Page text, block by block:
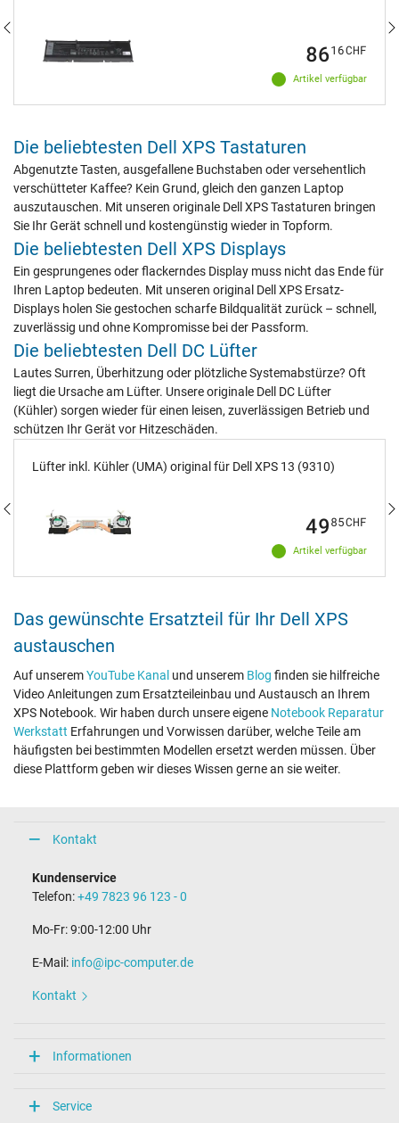
Artikel verfügbar
8616CHF
Die beliebtesten Dell XPS Tastaturen
Abgenutzte Tasten, ausgefallene Buchstaben oder versehentlich
verschütteter Kaffee? Kein Grund, gleich den ganzen Laptop
auszutauschen. Mit unseren originale Dell XPS Tastaturen bringen
Sie Ihr Gerät schnell und kostengünstig wieder in Topform.
Die beliebtesten Dell XPS Displays
Ein gesprungenes oder flackerndes Display muss nicht das Ende für
Ihren Laptop bedeuten. Mit unseren original Dell XPS Ersatz-
Displays holen Sie gestochen scharfe Bildqualität zurück – schnell,
zuverlässig und ohne Kompromisse bei der Passform.
Die beliebtesten Dell DC Lüfter
Lautes Surren, Überhitzung oder plötzliche Systemabstürze? Oft
liegt die Ursache am Lüfter. Unsere originale Dell DC Lüfter
(Kühler) sorgen wieder für einen leisen, zuverlässigen Betrieb und
schützen Ihr Gerät vor Hitzeschäden.
Lüfter inkl. Kühler (UMA) original für Dell XPS 13 (9310)
Artikel verfügbar
4985CHF
Das gewünschte Ersatzteil für Ihr Dell XPS
austauschen
Auf unseremYouTube Kanal und unserem Blog finden sie hilfreiche
Video Anleitungen zum Ersatzteileinbau und Austausch an Ihrem
XPS Notebook. Wir haben durch unsere eigene Notebook Reparatur
Werkstatt Erfahrungen und Vorwissen darüber, welche Teile am
häufigsten bei bestimmten Modellen ersetzt werden müssen. Über
diese Plattform geben wir dieses Wissen gerne an sie weiter.
Kontakt
Kundenservice
Telefon:+49 7823 96 123 - 0
Mo-Fr: 9:00-12:00 Uhr
E-Mail: info@ipc-computer.de
Kontakt
Informationen
Service